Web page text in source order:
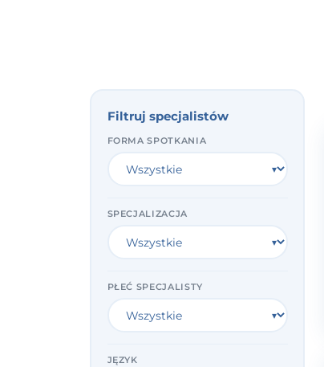
Filtruj specjalistów
FORMA SPOTKANIA
SPECJALIZACJA
PŁEĆ SPECJALISTY
JĘZYK